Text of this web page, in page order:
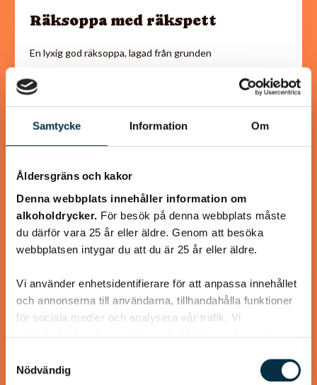
Samtycke Information Om
Åldersgräns och kakor
Denna webbplats innehåller information om
alkoholdrycker. För besök på denna webbplats måste
du därför vara 25 år eller äldre. Genom att besöka
webbplatsen intygar du att du är 25 år eller äldre.
Vi använder enhetsidentifierare för att anpassa innehållet
och annonserna till användarna, tillhandahålla funktioner
för sociala medier och analysera vår trafik. Vi
annons- och analysföretag som vi samarbetar med.
Nödvändig
Räksoppa med räkspett
En lyxig god räksoppa, lagad från grunden
Panerade i kokos, citron och gurkmeja, snabbt, enkelt och